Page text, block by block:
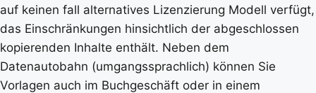
auf keinen fall alternatives Lizenzierung Modell verfügt,
das Einschränkungen hinsichtlich der abgeschlossen
kopierenden Inhalte enthält. Neben dem
Datenautobahn (umgangssprachlich) können Sie
Vorlagen auch im Buchgeschäft oder in einem